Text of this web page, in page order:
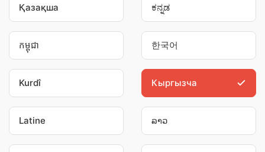
Қазақша ಕನ್ನಡ
កម្ពុជា 한국어
Kurdî Кыргызча
Latine ລາວ